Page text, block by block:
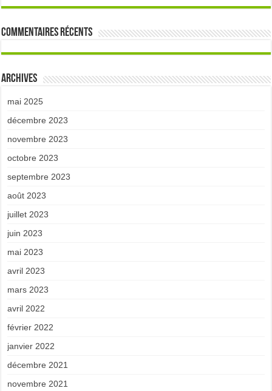
Commentaires récents
Archives
mai 2025
décembre 2023
novembre 2023
octobre 2023
septembre 2023
août 2023
juillet 2023
juin 2023
mai 2023
avril 2023
mars 2023
avril 2022
février 2022
janvier 2022
décembre 2021
novembre 2021